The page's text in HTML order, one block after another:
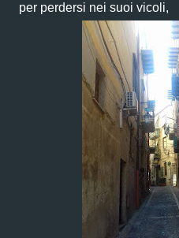
per perdersi nei suoi vicoli,